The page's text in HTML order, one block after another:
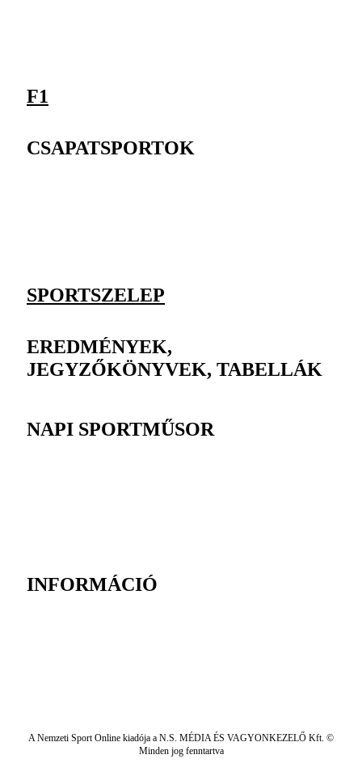
F1
CSAPATSPORTOK
SPORTSZELEP
EREDMÉNYEK,
JEGYZŐKÖNYVEK, TABELLÁK
NAPI SPORTMŰSOR
INFORMÁCIÓ
A Nemzeti Sport Online kiadója a N.S. MÉDIA ÉS VAGYONKEZELŐ Kft. ©
Minden jog fenntartva